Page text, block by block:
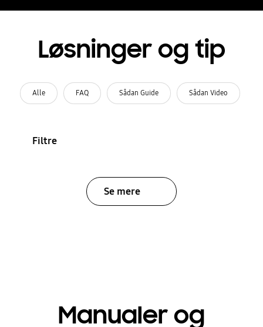
Løsninger og tip
Alle FAQ Sådan Guide Sådan Video
Filtre
Se mere
Manualer og